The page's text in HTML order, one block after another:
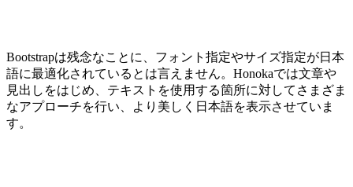
Bootstrapは残念なことに、フォント指定やサイズ指定が日本
語に最適化されているとは言えません。Honokaでは文章や
見出しをはじめ、テキストを使用する箇所に対してさまざま
なアプローチを行い、より美しく日本語を表示させていま
す。